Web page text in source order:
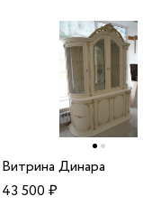
Витрина Динара
43 500₽